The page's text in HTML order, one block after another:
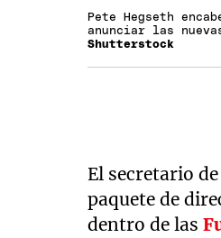
Pete Hegseth
anunciar las
Shutterstock
El secretario
paquete de
dentro de las